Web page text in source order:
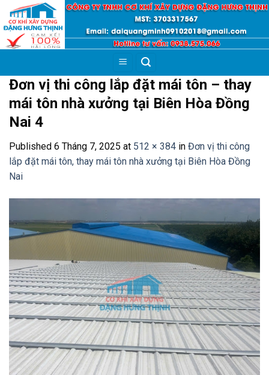
Skip
content
Đơn vị thi công lắp đặt mái tôn – thay
mái tôn nhà xưởng tại Biên Hòa Đồng
Nai 4
Published 6 Tháng 7, 2025 at 512 × 384 in Đơn vị thi công
lắp đặt mái tôn, thay mái tôn nhà xưởng tại Biên Hòa Đồng
Nai